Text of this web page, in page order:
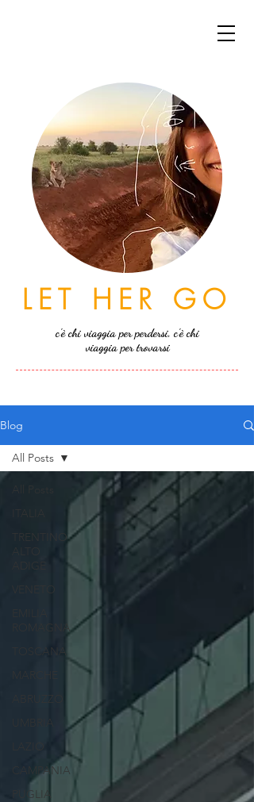
LET HER GO
c'è chi viaggia per perdersi, c'è chi
viaggia per trovarsi
Blog
TRENTINO
ROMAGNA
TOSCANA
CAMPANIA
PUGLIA
All Posts